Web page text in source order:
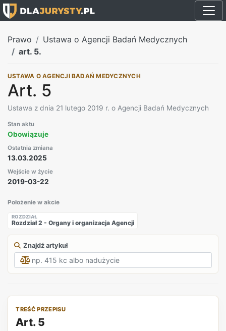
Prawo
Ustawa o Agencji Badań Medycznych
art. 5.
USTAWA O AGENCJI BADAŃ MEDYCZNYCH
Art. 5
Ustawa z dnia 21 lutego 2019 r. o Agencji Badań Medycznych
Stan aktu
Obowiązuje
Ostatnia zmiana
13.03.2025
Wejście w życie
2019-03-22
Położenie w akcie
ROZDZIAŁ
Rozdział 2 - Organy i organizacja Agencji
Znajdź artykuł
TREŚĆ PRZEPISU
Art. 5